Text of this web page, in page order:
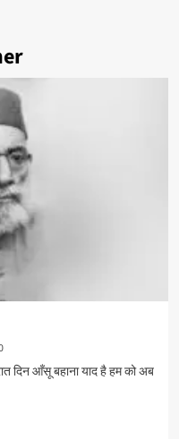
आँसू बहाना याद है हम को अब